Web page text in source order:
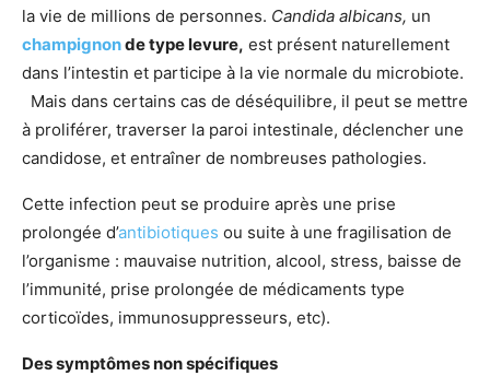
la vie de millions de personnes. Candida albicans, un
champignonde type levure, est présent naturellement
dans l’intestin et participe à la vie normale du microbiote.
Mais dans certains cas de déséquilibre, il peut se mettre
à proliférer, traverser la paroi intestinale, déclencher une
candidose, et entraîner de nombreuses pathologies.
Cette infection peut se produire après une prise
prolongée d’antibiotiques ou suite à une fragilisation de
l’organisme : mauvaise nutrition, alcool, stress, baisse de
l’immunité, prise prolongée de médicaments type
corticoïdes, immunosuppresseurs, etc).
Des symptômes non spécifiques